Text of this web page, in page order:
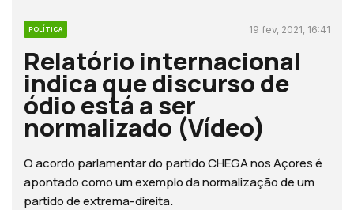
POLÍTICA 19 fev, 2021, 16:41
Relatório internacional
indica que discurso de
ódio está a ser
normalizado (Vídeo)
O acordo parlamentar do partido CHEGA nos Açores é
apontado como um exemplo da normalização de um
partido de extrema-direita.